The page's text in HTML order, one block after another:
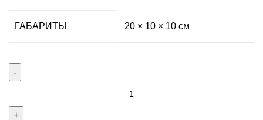
ГАБАРИТЫ 20 × 10 × 10 см